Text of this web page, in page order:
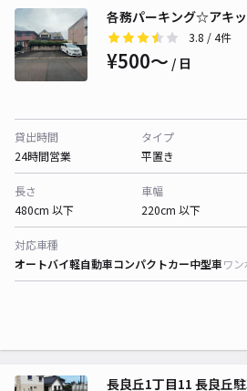
各務パーキング☆アキ
3.8 / 4件
¥500〜 / 日
貸出時間
24時間営業
タイプ
平置き
長さ
480cm 以下
車幅
220cm 以下
対応車種
オートバイ軽自動車コンパクトカー中型車ワ
長良丘1丁目11 長良丘